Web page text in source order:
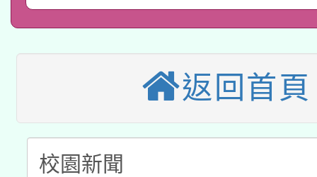
接種對象擴大為「滿6
接種之民眾」措施，延
月28日止
業技術研究院辦理「
用水績優單位及節水達
115年8月22日(星期六
桃園市孔廟祈福系列
開 智慧啟航」
2026年桃園地景藝術
「2026桃園藝術巡演
關事宜
轉知教育部國民及學前
國立臺灣師範大學辦理
函轉國家教育研究院中
返回首頁